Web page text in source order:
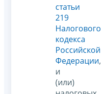
статьи
219
Налогового
кодекса
Российской
Федерации,
и
(или)